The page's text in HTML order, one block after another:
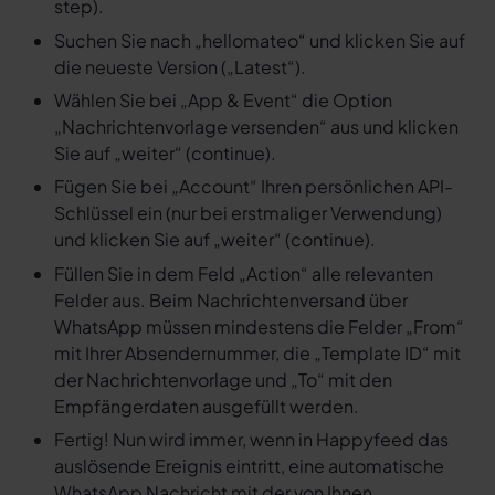
step).
Suchen Sie nach „hellomateo“ und klicken Sie auf
die neueste Version („Latest“).
Wählen Sie bei „App & Event“ die Option
„Nachrichtenvorlage versenden“ aus und klicken
Sie auf „weiter“ (continue).
Fügen Sie bei „Account“ Ihren persönlichen API-
Schlüssel ein (nur bei erstmaliger Verwendung)
und klicken Sie auf „weiter“ (continue).
Füllen Sie in dem Feld „Action“ alle relevanten
Felder aus. Beim Nachrichtenversand über
WhatsApp müssen mindestens die Felder „From“
mit Ihrer Absendernummer, die „Template ID“ mit
der Nachrichtenvorlage und „To“ mit den
Empfängerdaten ausgefüllt werden.
Fertig! Nun wird immer, wenn in Happyfeed das
auslösende Ereignis eintritt, eine automatische